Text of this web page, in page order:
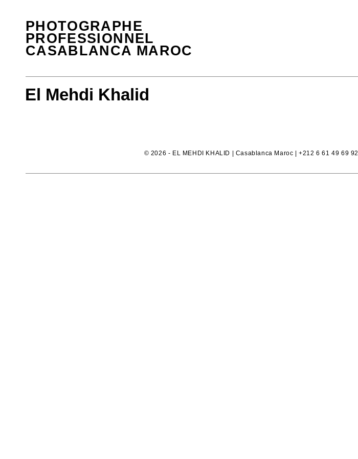
PHOTOGRAPHE
PROFESSIONNEL
CASABLANCA MAROC
El Mehdi Khalid
© 2026 - EL MEHDI KHALID | Casablanca Maroc |+212 6 61 49 69 92